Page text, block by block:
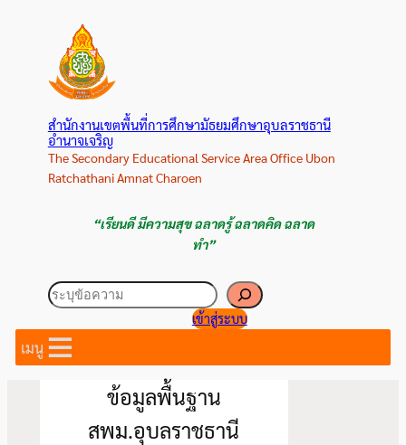
สำนักงานเขตพื้นที่การศึกษามัธยมศึกษาอุบลราชธานี
อำนาจเจริญ
The Secondary Educational Service Area Office Ubon
Ratchathani Amnat Charoen
“เรียนดี มีความสุข ฉลาดรู้ ฉลาดคิด ฉลาด
ทำ”
ค้นหา
เข้าสู่ระบบ
เมนู
ข้อมูลพื้นฐาน
สพม.อุบลราชธานี